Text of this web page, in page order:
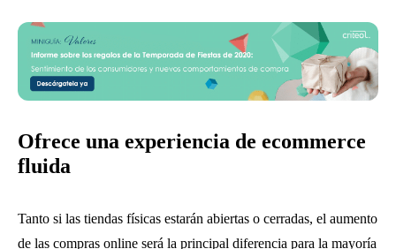
Ofrece una experiencia de ecommerce
fluida
Tanto si las tiendas físicas estarán abiertas o cerradas, el aumento
de las compras online será la principal diferencia para la mayoría